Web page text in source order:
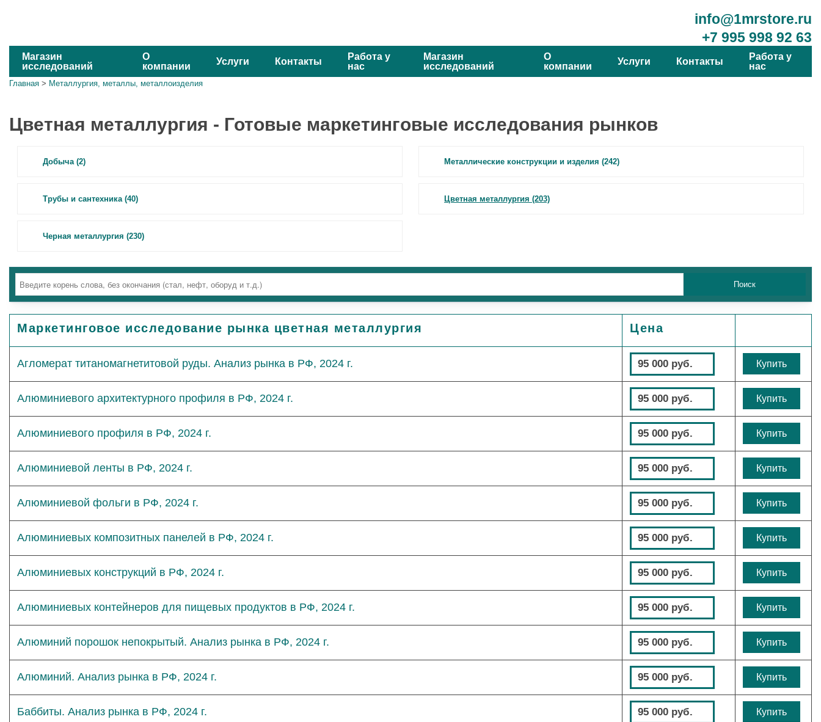
info@1mrstore.ru
+7 995 998 92 63
Магазин
исследований
О
компании
Услуги Контакты
Работа у
нас
Магазин
исследований
О
компании
Услуги Контакты
Работа у
нас
Главная > Металлургия, металлы, металлоизделия
Цветная металлургия - Готовые маркетинговые исследования рынков
Добыча (2) Металлические конструкции и изделия (242)
Трубы и сантехника (40) Цветная металлургия (203)
Черная металлургия (230)
Маркетинговое исследование рынка цветная металлургия Цена
Агломерат титаномагнетитовой руды. Анализ рынка в РФ, 2024 г. 95 000 руб. Купить
Алюминиевого архитектурного профиля в РФ, 2024 г. 95 000 руб. Купить
Алюминиевого профиля в РФ, 2024 г. 95 000 руб. Купить
Алюминиевой ленты в РФ, 2024 г. 95 000 руб. Купить
Алюминиевой фольги в РФ, 2024 г. 95 000 руб. Купить
Алюминиевых композитных панелей в РФ, 2024 г. 95 000 руб. Купить
Алюминиевых конструкций в РФ, 2024 г. 95 000 руб. Купить
Алюминиевых контейнеров для пищевых продуктов в РФ, 2024 г. 95 000 руб. Купить
Алюминий порошок непокрытый. Анализ рынка в РФ, 2024 г. 95 000 руб. Купить
Алюминий. Анализ рынка в РФ, 2024 г. 95 000 руб. Купить
Баббиты. Анализ рынка в РФ, 2024 г. 95 000 руб. Купить